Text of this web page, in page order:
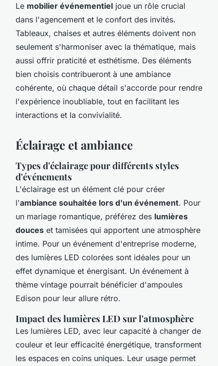
Le mobilier événementiel joue un rôle crucial
dans l'agencement et le confort des invités.
Tableaux, chaises et autres éléments doivent non
seulement s'harmoniser avec la thématique, mais
aussi offrir praticité et esthétisme. Des éléments
bien choisis contribueront à une ambiance
cohérente, où chaque détail s'accorde pour rendre
l'expérience inoubliable, tout en facilitant les
interactions et la convivialité.
Éclairage et ambiance
Types d'éclairage pour différents styles
d'événements
L'éclairage est un élément clé pour créer
l'ambiance souhaitée lors d'un événement. Pour
un mariage romantique, préférez des lumières
douces et tamisées qui apportent une atmosphère
intime. Pour un événement d'entreprise moderne,
des lumières LED colorées sont idéales pour un
effet dynamique et énergisant. Un événement à
thème vintage pourrait bénéficier d'ampoules
Edison pour leur allure rétro.
Impact des lumières LED sur l'atmosphère
Les lumières LED, avec leur capacité à changer de
couleur et leur efficacité énergétique, transforment
les espaces en coins uniques. Leur usage permet